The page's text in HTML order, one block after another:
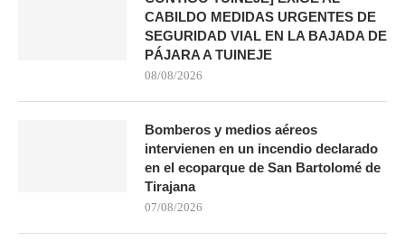
CABILDO MEDIDAS URGENTES DE
SEGURIDAD VIAL EN LA BAJADA DE
PÁJARA A TUINEJE
08/08/2026
Bomberos y medios aéreos
intervienen en un incendio declarado
en el ecoparque de San Bartolomé de
Tirajana
07/08/2026